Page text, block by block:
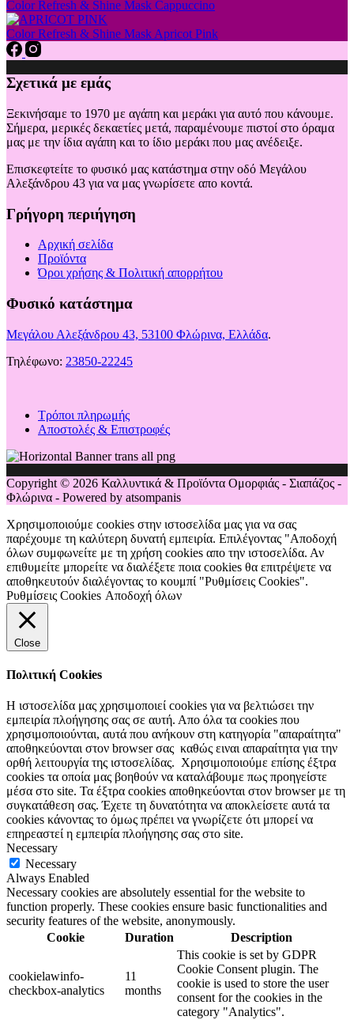
Color Refresh & Shine Mask Cappuccino
Color Refresh & Shine Mask Apricot Pink
Σχετικά με εμάς
Ξεκινήσαμε το 1970 με αγάπη και μεράκι για αυτό που κάνουμε.
Σήμερα, μερικές δεκαετίες μετά, παραμένουμε πιστοί στο όραμα
μας με την ίδια αγάπη και το ίδιο μεράκι που μας ανέδειξε.
Επισκεφτείτε το φυσικό μας κατάστημα στην οδό Μεγάλου
Αλεξάνδρου 43 για να μας γνωρίσετε απο κοντά.
Γρήγορη περιήγηση
Αρχική σελίδα
Προϊόντα
Όροι χρήσης & Πολιτική απορρήτου
Φυσικό κατάστημα
Μεγάλου Αλεξάνδρου 43, 53100 Φλώρινα, Ελλάδα.
Τηλέφωνο: 23850-22245
Τρόποι πληρωμής
Αποστολές & Επιστροφές
Copyright © 2026 Καλλυντικά & Προϊόντα Ομορφιάς - Σιαπάζος -
Φλώρινα - Powered by atsompanis
Χρησιμοποιούμε cookies στην ιστοσελίδα μας για να σας
παρέχουμε τη καλύτερη δυνατή εμπειρία. Επιλέγοντας "Αποδοχή
όλων συμφωνείτε με τη χρήση cookies απο την ιστοσελίδα. Αν
επιθυμείτε μπορείτε να διαλέξετε ποια cookies θα επιτρέψετε να
αποθηκευτούν διαλέγοντας το κουμπί "Ρυθμίσεις Cookies".
Ρυθμίσεις Cookies Αποδοχή όλων
Close
Πολιτική Cookies
Η ιστοσελίδα μας χρησιμοποιεί cookies για να βελτιώσει την
εμπειρία πλοήγησης σας σε αυτή. Απο όλα τα cookies που
χρησιμοποιούνται, αυτά που ανήκουν στη κατηγορία "απαραίτητα"
αποθηκεύονται στον browser σας καθώς ειναι απαραίτητα για την
ορθή λειτουργία της ιστοσελίδας. Χρησιμοποιούμε επίσης έξτρα
cookies τα οποία μας βοηθούν να καταλάβουμε πως προηγείστε
μέσα στο site. Τα έξτρα cookies αποθηκεύονται στον browser με τη
συγκατάθεση σας. Έχετε τη δυνατότητα να αποκλείσετε αυτά τα
cookies κάνοντας το όμως πρέπει να γνωρίζετε ότι μπορεί να
επηρεαστεί η εμπειρία πλοήγησης σας στο site.
Necessary
Necessary
Always Enabled
Necessary cookies are absolutely essential for the website to
function properly. These cookies ensure basic functionalities and
security features of the website, anonymously.
Cookie
Duration Description
cookielawinfo-
checkbox-analytics
11
months
This cookie is set by GDPR
Cookie Consent plugin. The
cookie is used to store the user
consent for the cookies in the
category "Analytics".